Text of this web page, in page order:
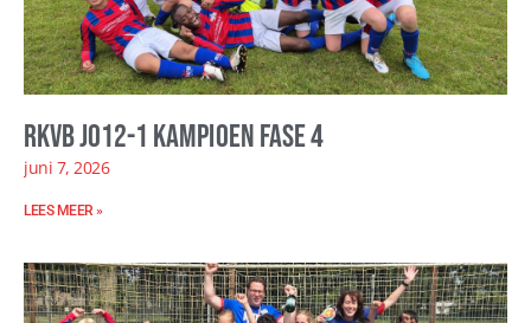
RKVB JO12-1 kampioen fase 4
juni 7, 2026
LEES MEER »